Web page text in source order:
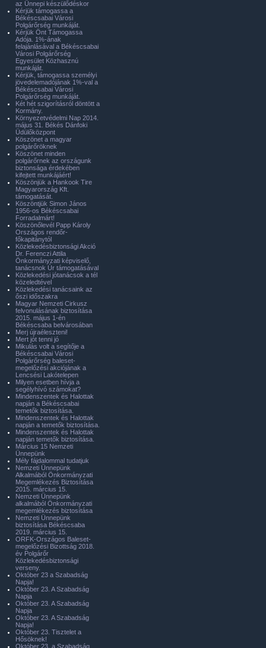
az Ünnepi készülődéskor
Kérjük támogassa a
Békéscsabai Városi
Polgárőrség munkáját.
Kérjük Önt Támogassa
Adója. 1%-ának
felajánlásával a Békéscsabai
Városi Polgárőrség
Egyesület Közhasznú
munkáját.
Kérjük, támogassa személyi
jövedelemadójának 1%-val a
Békéscsabai Városi
Polgárőrség munkáját.
Két hét szigorításról döntött a
Kormány.
Környezetvédelmi Nap 2014.
május 31. Békés Dánfoki
Üdülőközpont
Köszönet a magyar
polgárőröknek
Köszönet minden
polgárőrnek az országunk
biztonsága érdekében
kifejtett munkájáért!
Köszönjük a Hankook Tire
Magyarország Kft.
támogatását.
Köszöntjük Simon János
1956-os Békéscsabai
Forradalmárt!
Köszönőlevél Papp Károly
Országos rendőr-
főkapitánytól
Közlekedésbiztonsági Akció
Dr. Ferenczi Attila
Önkormányzati képviselő,
tanácsnok Úr támogatásával
Közlekedési jótanácsok a tél
közeledtével
Közlekedési tanácsaink az
őszi időszakra
Magyar Nemzeti Cirkusz
felvonulásának biztosítása
2015. május 1-én
Békéscsaba belvárosában
Merj újraéleszteni!
Mert jót tenni jó
Mikulás volt a segítője a
Békéscsabai Városi
Polgárőrség baleset-
megelőzési akciójának a
Lencsési Lakótelepen
Milyen esetben hívja a
segélyhívó számokat?
Mindenszentek és Halottak
napján a Békéscsabai
temetők biztosítása.
Mindenszentek és Halottak
napján a temetők biztosítása.
Mindenszentek és Halottak
napján temetők biztosítása.
Március 15 Nemzeti
Ünnepünk
Mély fájdalommal tudatjuk
Nemzeti Ünnepünk
Alkalmából Önkormányzati
Megemlékezés Biztosítása
2015. március 15.
Nemzeti Ünnepünk
alkalmából Önkormányzati
megemlékezés biztosítása
Nemzeti Ünnepünk
biztosítása Békéscsaba
2019. március 15.
ORFK-Országos Baleset-
megelőzési Bizottság 2018.
év Polgárőr
Közlekedésbiztonsági
verseny.
Október 23 a Szabadság
Napja!
Október 23. A Szabadság
Napja
Október 23. A Szabadság
Napja
Október 23. A Szabadság
Napja!
Október 23. Tisztelet a
Hősöknek!
Október 23. a Szabadság